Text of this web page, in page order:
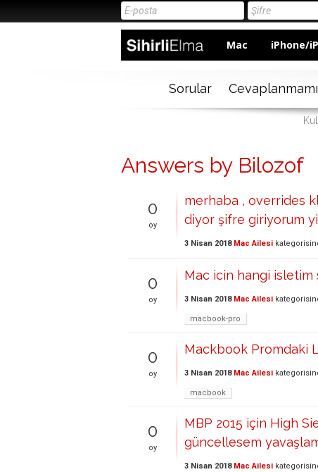
Mac iPhone/
Sorular
Answers by Bilozof
0
oy
merhaba , overrides
diyor şifre giriyorum
3 Nisan 2018 Mac Ailesi
0
oy
Mac icin hangi isletim
3 Nisan 2018 Mac Ailesi
macbook-pro
0
oy
Mackbook Promdaki
3 Nisan 2018 Mac Ailesi
macbook
0
oy
MBP 2015 için High
güncellesem
3 Nisan 2018 Mac Ailesi